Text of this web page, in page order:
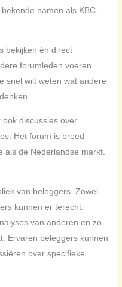
namen als KBC,
bekijken én direct
forumleden voeren.
snel wilt weten wat andere
discussies over
Het forum is breed
als de Nederlandse markt.
van beleggers. Zowel
kunnen er terecht.
van anderen en zo
Ervaren beleggers kunnen
over specifieke